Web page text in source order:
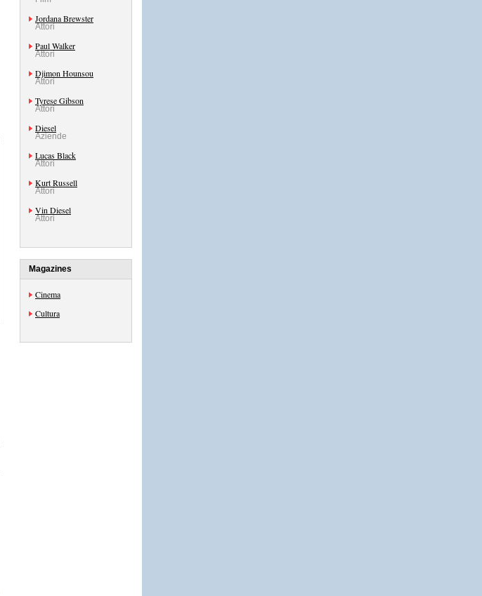
Jordana Brewster
Attori
Paul Walker
Attori
Djimon Hounsou
Attori
Tyrese Gibson
Attori
Diesel
Aziende
Lucas Black
Attori
Kurt Russell
Attori
Vin Diesel
Attori
Magazines
Cinema
Cultura